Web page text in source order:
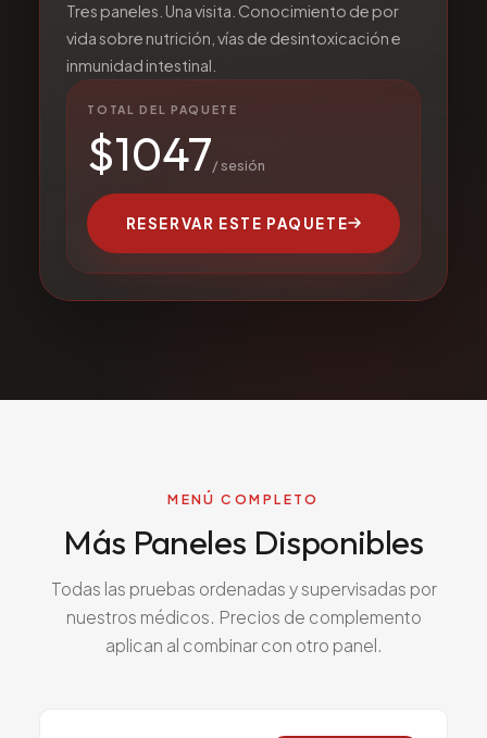
Tres paneles. Una visita. Conocimiento de por
vida sobre nutrición, vías de desintoxicación e
inmunidad intestinal.
TOTAL DEL PAQUETE
$1047/ sesión
RESERVAR ESTE PAQUETE
MENÚ COMPLETO
Más Paneles Disponibles
Todas las pruebas ordenadas y supervisadas por
nuestros médicos. Precios de complemento
aplican al combinar con otro panel.